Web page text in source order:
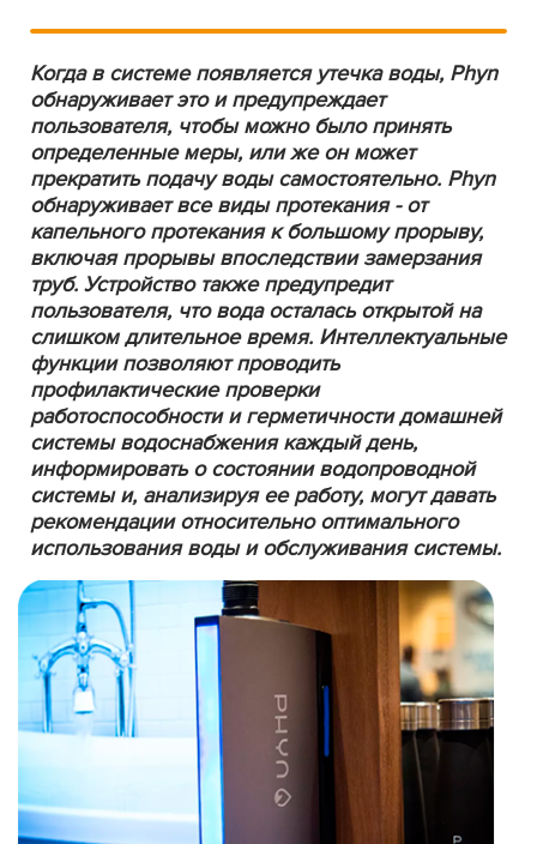
Когда в системе появляется утечка воды, Phyn
обнаруживает это и предупреждает
пользователя, чтобы можно было принять
определенные меры, или же он может
прекратить подачу воды самостоятельно. Phyn
обнаруживает все виды протекания - от
капельного протекания к большому прорыву,
включая прорывы впоследствии замерзания
труб. Устройство также предупредит
пользователя, что вода осталась открытой на
слишком длительное время. Интеллектуальные
функции позволяют проводить
профилактические проверки
работоспособности и герметичности домашней
системы водоснабжения каждый день,
информировать о состоянии водопроводной
системы и, анализируя ее работу, могут давать
рекомендации относительно оптимального
использования воды и обслуживания системы.